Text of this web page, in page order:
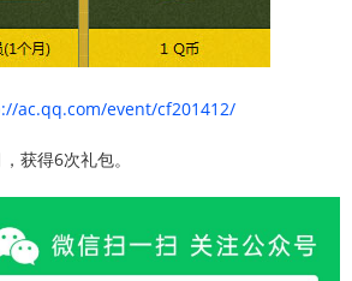
ac.qq.com/event/cf201412/
获得6次礼包。